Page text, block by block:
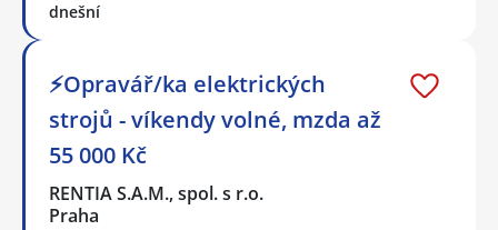
dnešní
⚡Opravář/ka elektrických
strojů - víkendy volné, mzda až
55 000 Kč
RENTIA S.A.M., spol. s r.o.
Praha